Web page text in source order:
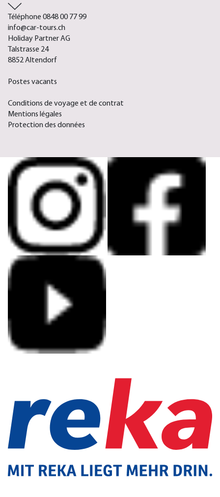
Téléphone 0848 00 77 99
info@car-tours.ch
Holiday Partner AG
Talstrasse 24
8852 Altendorf
Postes vacants
Conditions de voyage et de contrat
Mentions légales
Protection des données